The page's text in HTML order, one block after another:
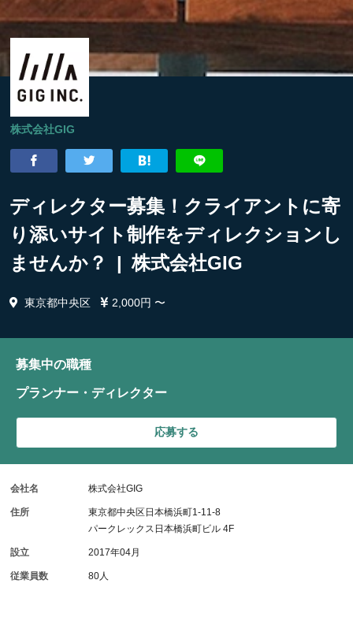
株式会社GIG
ディレクター募集！クライアントに寄
り添いサイト制作をディレクションし
ませんか？ | 株式会社GIG
東京都中央区 2,000円 〜
募集中の職種
プランナー・ディレクター
応募する
会社名 株式会社GIG
住所
東京都中央区日本橋浜町1-11-8
パークレックス日本橋浜町ビル 4F
設立 2017年04月
従業員数 80人